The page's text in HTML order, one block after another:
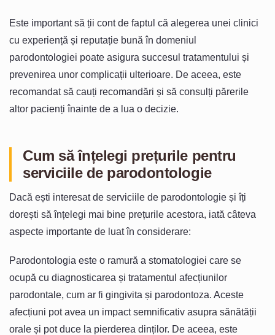
Este important să ții cont de faptul că alegerea unei clinici
cu experiență și reputație bună în domeniul
parodontologiei poate asigura succesul tratamentului și
prevenirea unor complicații ulterioare. De aceea, este
recomandat să cauți recomandări și să consulți părerile
altor pacienți înainte de a lua o decizie.
Cum să înțelegi prețurile pentru
serviciile de parodontologie
Dacă ești interesat de serviciile de parodontologie și îți
dorești să înțelegi mai bine prețurile acestora, iată câteva
aspecte importante de luat în considerare:
Parodontologia este o ramură a stomatologiei care se
ocupă cu diagnosticarea și tratamentul afecțiunilor
parodontale, cum ar fi gingivita și parodontoza. Aceste
afecțiuni pot avea un impact semnificativ asupra sănătății
orale și pot duce la pierderea dinților. De aceea, este